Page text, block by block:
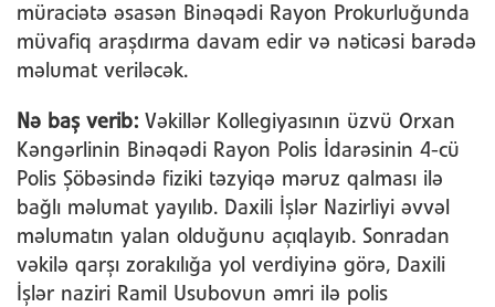
müraciətə əsasən Binəqədi Rayon Prokurluğunda
müvafiq araşdırma davam edir və nəticəsi barədə
məlumat veriləcək.
Nə baş verib: Vəkillər Kollegiyasının üzvü Orxan
Kəngərlinin Binəqədi Rayon Polis İdarəsinin 4-cü
Polis Şöbəsində fiziki təzyiqə məruz qalması ilə
bağlı məlumat yayılıb. Daxili İşlər Nazirliyi əvvəl
məlumatın yalan olduğunu açıqlayıb. Sonradan
vəkilə qarşı zorakılığa yol verdiyinə görə, Daxili
İşlər naziri Ramil Usubovun əmri ilə polis